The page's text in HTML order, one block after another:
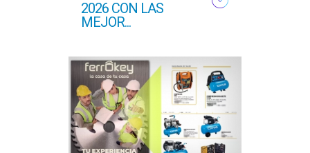
2026 CON LAS
MEJOR...